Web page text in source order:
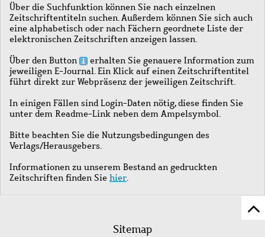
Über die Suchfunktion können Sie nach einzelnen
Zeitschriftentiteln suchen. Außerdem können Sie sich auch
eine alphabetisch oder nach Fächern geordnete Liste der
elektronischen Zeitschriften anzeigen lassen.
Über den Button
erhalten Sie genauere Information zum
jeweiligen E-Journal. Ein Klick auf einen Zeitschriftentitel
führt direkt zur Webpräsenz der jeweiligen Zeitschrift.
In einigen Fällen sind Login-Daten nötig, diese finden Sie
unter dem Readme-Link neben dem Ampelsymbol.
Bitte beachten Sie die Nutzungsbedingungen des
Verlags/Herausgebers.
Informationen zu unserem Bestand an gedruckten
Zeitschriften finden Sie hier.
Fußleistenmenü
Sitemap